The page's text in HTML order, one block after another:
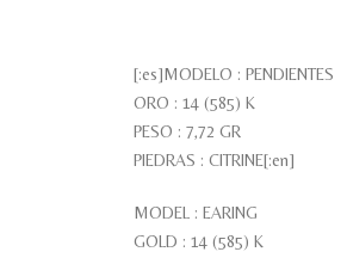
[:es]MODELO : PENDIENTES
ORO : 14 (585) K
PESO : 7,72 GR
PIEDRAS : CITRINE[:en]
MODEL : EARING
GOLD : 14 (585) K